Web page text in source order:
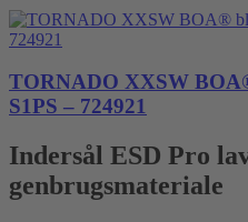
TORNADO XXSW
S1PS – 724921
Indersål ESD Pro
genbrugsmateriale